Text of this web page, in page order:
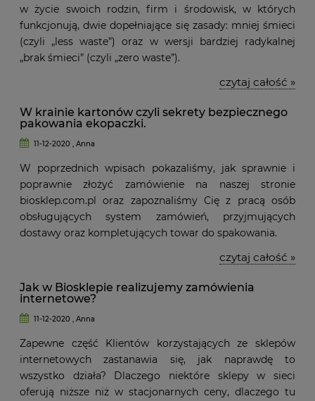
w życie swoich rodzin, firm i środowisk, w których
funkcjonują, dwie dopełniające się zasady: mniej śmieci
(czyli „less waste”) oraz w wersji bardziej radykalnej
„brak śmieci” (czyli „zero waste”).
czytaj całość »
W krainie kartonów czyli sekrety bezpiecznego
pakowania ekopaczki.
11-12-2020 , Anna
W poprzednich wpisach pokazaliśmy, jak sprawnie i
poprawnie złożyć zamówienie na naszej stronie
biosklep.com.pl oraz zapoznaliśmy Cię z pracą osób
obsługujących system zamówień, przyjmujących
dostawy oraz kompletujących towar do spakowania.
czytaj całość »
Jak w Biosklepie realizujemy zamówienia
internetowe?
11-12-2020 , Anna
Zapewne część Klientów korzystających ze sklepów
internetowych zastanawia się, jak naprawdę to
wszystko działa? Dlaczego niektóre sklepy w sieci
oferują niższe niż w stacjonarnych ceny, dlaczego tu